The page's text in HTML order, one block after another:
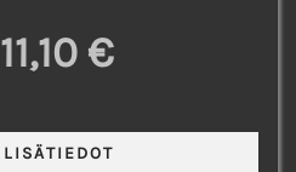
11,10 €